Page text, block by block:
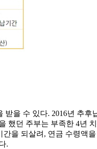
을 수 있다. 2016년 추
했던 주부는 부족한 4년
을 되살려, 연금 수령액
.